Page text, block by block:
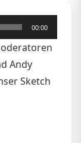
00:00
Andy
Sketch